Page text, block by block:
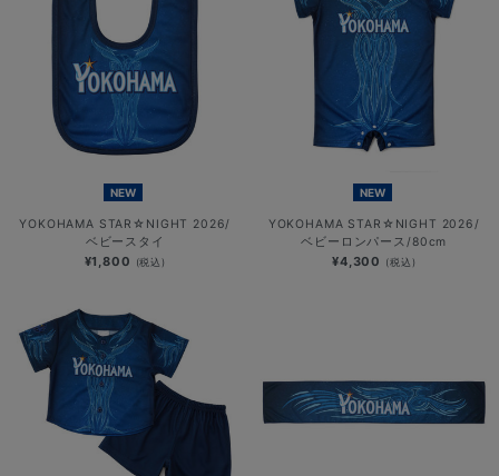
NEW
YOKOHAMA STAR☆NIGHT 2026/
ベビースタイ
¥1,800 (税込)
NEW
YOKOHAMA STAR☆NIGHT 2026/
ベビーロンパース/80cm
¥4,300 (税込)